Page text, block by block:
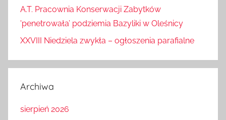
A.T. Pracownia Konserwacji Zabytków
'penetrowała’ podziemia Bazyliki w Oleśnicy
XXVIII Niedziela zwykła – ogłoszenia parafialne
Archiwa
sierpień 2026